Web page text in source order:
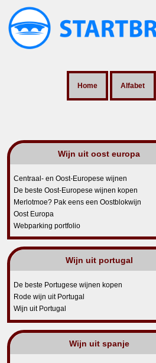
Home Alfabet
Wijn uit oost europa
Centraal- en Oost-Europese wijnen
De beste Oost-Europese wijnen kopen
Merlotmoe? Pak eens een Oostblokwijn
Oost Europa
Webparking portfolio
Wijn uit portugal
De beste Portugese wijnen kopen
Rode wijn uit Portugal
Wijn uit Portugal
Wijn uit spanje